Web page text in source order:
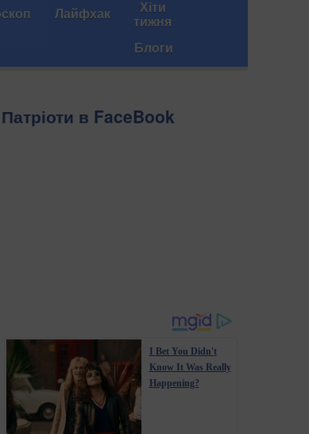
Лайфхак Хіти
тижня
Блоги
Патріоти в FaceBook
I Bet You Didn't
Know It Was Really
Happening?